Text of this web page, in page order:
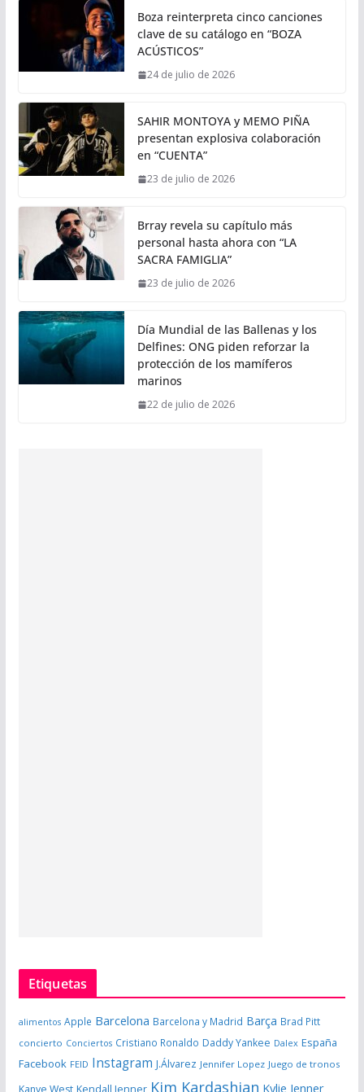
Boza reinterpreta cinco canciones
clave de su catálogo en “BOZA
ACÚSTICOS”
24 de julio de 2026
SAHIR MONTOYA y MEMO PIÑA
presentan explosiva colaboración
en “CUENTA”
23 de julio de 2026
Brray revela su capítulo más
personal hasta ahora con “LA
SACRA FAMIGLIA”
23 de julio de 2026
Día Mundial de las Ballenas y los
Delfines: ONG piden reforzar la
protección de los mamíferos
marinos
22 de julio de 2026
Etiquetas
alimentos Apple Barcelona Barcelona y Madrid Barça Brad Pitt
concierto Conciertos Cristiano Ronaldo Daddy Yankee Dalex España
Facebook FEID Instagram J.Álvarez Jennifer Lopez Juego de tronos
Kim Kardashian Kylie Jenner